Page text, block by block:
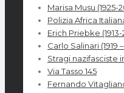
Marisa Musu (1925-
Polizia Africa
Erich Priebke (1913-
Carlo Salinari (1919 –
Stragi nazifasciste
Via Tasso 145
Fernando